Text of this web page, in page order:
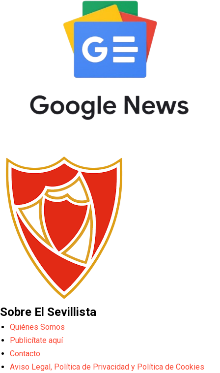
Sobre El Sevillista
Quiénes Somos
Publicítate aquí
Contacto
Aviso Legal, Política de Privacidad y Política de Cookies